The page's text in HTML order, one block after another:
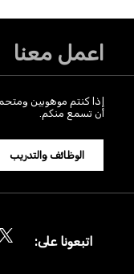
اعمل معنا
إذا كنتم موهوبين
أن تسمع منكم.
الوظائف والتدريب
اتبعونا على: X